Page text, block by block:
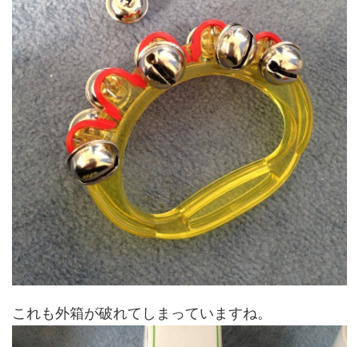
これも外箱が破れてしまっていますね。